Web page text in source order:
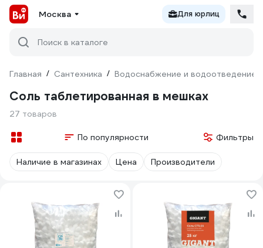
Москва Для юрлиц
Поиск в каталоге
Главная / Сантехника / Водоснабжение и водоотведение
Соль таблетированная в мешках
27 товаров
По популярности Фильтры
Наличие в магазинах Цена Производители